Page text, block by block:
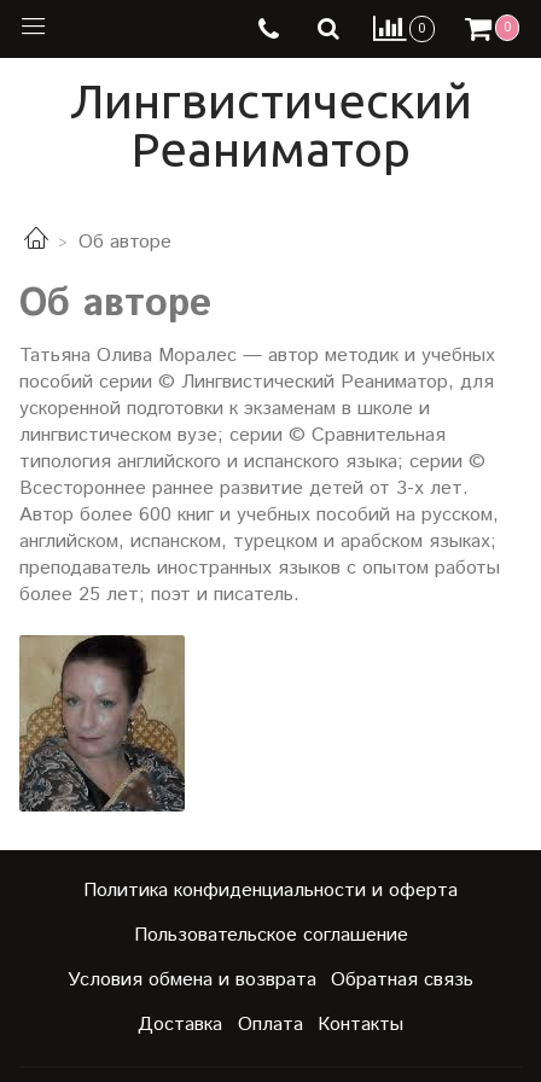
0 0
Лингвистический
Реаниматор
Об авторе
Об авторе
Татьяна Олива Моралес — автор методик и учебных
пособий серии © Лингвистический Реаниматор, для
ускоренной подготовки к экзаменам в школе и
лингвистическом вузе; серии © Сравнительная
типология английского и испанского языка; серии ©
Всестороннее раннее развитие детей от 3-х лет.
Автор более 600 книг и учебных пособий на русском,
английском, испанском, турецком и арабском языках;
преподаватель иностранных языков c опытом работы
более 25 лет; поэт и писатель.
Политика конфиденциальности и оферта
Пользовательское соглашение
Условия обмена и возврата Обратная связь
Доставка Оплата Контакты